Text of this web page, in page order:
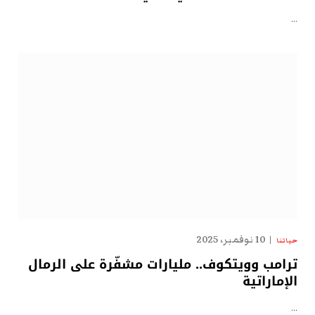
…
حياتنا 10 نوفمبر، 2025
ترامب وويتكوف.. مليارات مشفّرة على الرمال
الإماراتية
…